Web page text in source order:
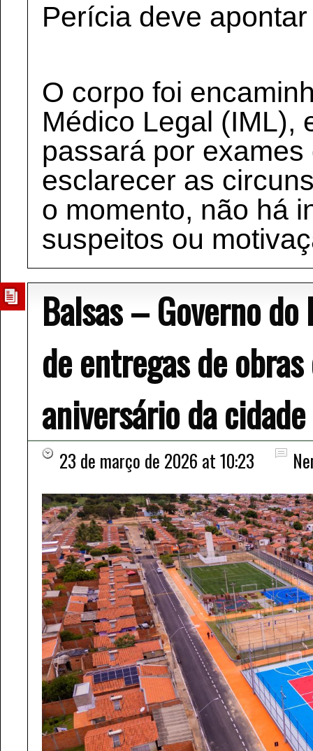
Perícia deve
O corpo foi
Médico Legal (IML),
passará por
esclarecer as
o momento, não há
suspeitos ou
Balsas – Governo
de entregas de
aniversário da cidade
23 de março de 2026 at 10:23